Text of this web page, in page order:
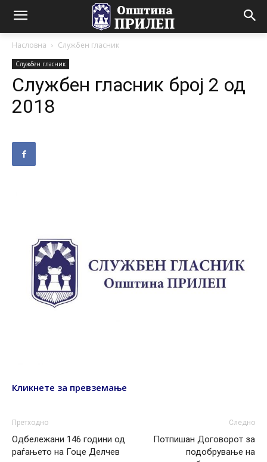
Насловна Службен гласник
Службен гласник
Службен гласник број 2 од
2018
Кликнете за превземање
Претходно
Одбележани 146 години од
раѓањето на Гоце Делчев
Следно
Потпишан Договорот за
подобрување на